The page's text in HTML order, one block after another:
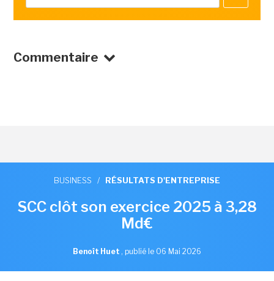
Commentaire
BUSINESS / RÉSULTATS D'ENTREPRISE
SCC clôt son exercice 2025 à 3,28
Md€
Benoît Huet , publié le 06 Mai 2026